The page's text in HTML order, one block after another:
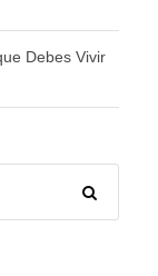
Debes Vivir